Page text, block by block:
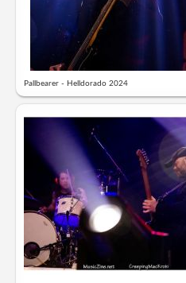
Pallbearer - Helldorado 2024